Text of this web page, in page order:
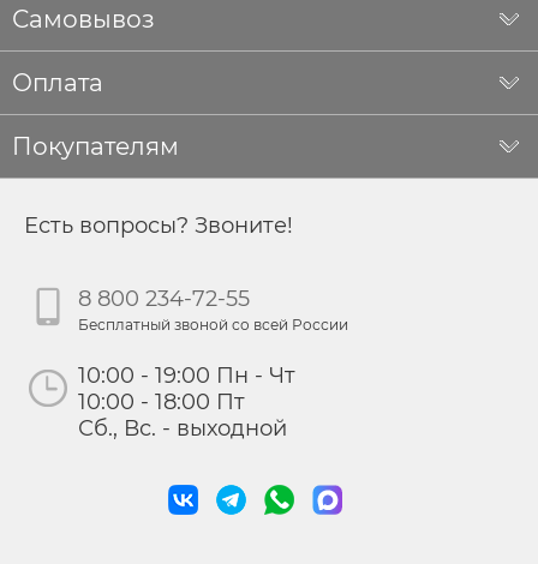
Самовывоз
Оплата
Покупателям
Есть вопросы? Звоните!
8 800 234-72-55
Бесплатный звоной со всей России
10:00 - 19:00 Пн - Чт
10:00 - 18:00 Пт
Сб., Вс. - выходной